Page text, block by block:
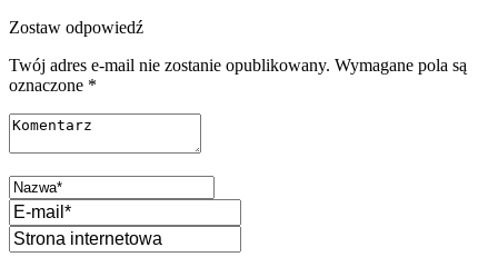
Zostaw odpowiedź
Twój adres e-mail nie zostanie opublikowany. Wymagane pola są
oznaczone *